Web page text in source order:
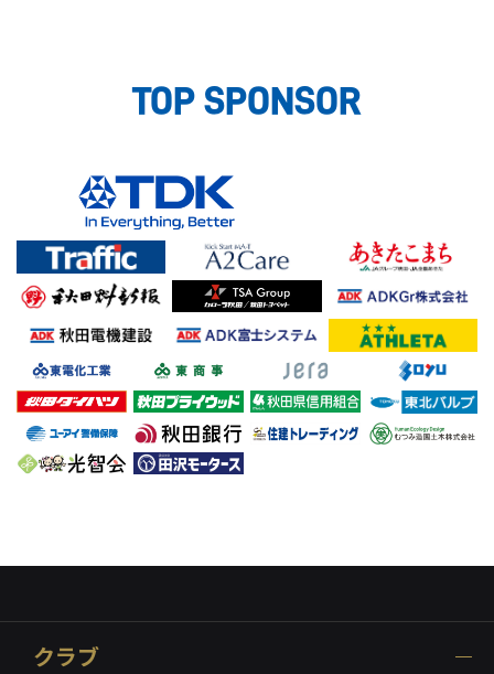
TOP SPONSOR
クラブ